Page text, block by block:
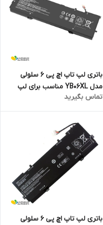
باتری لپ تاپ اچ پی 6 سلولی
مدل YB06XL مناسب برای لپ
تاپ Spectre X360 Convertible
15-CH000
تماس بگیرید
باتری لپ تاپ اچ پی 6 سلولی